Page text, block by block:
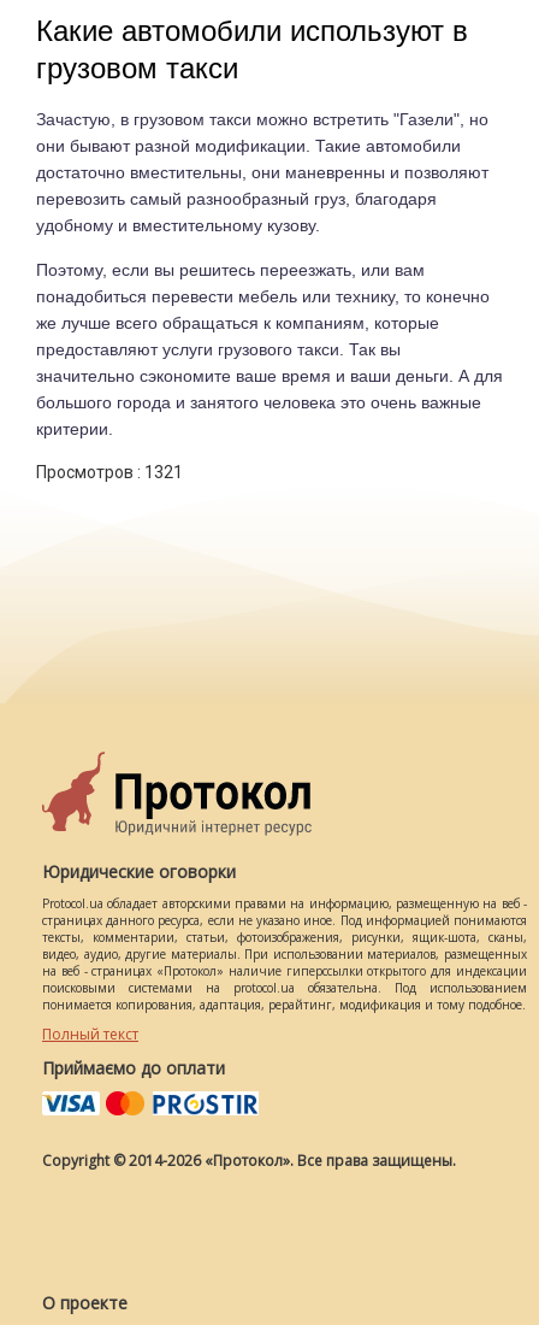
Какие автомобили используют в
грузовом такси
Зачастую, в грузовом такси можно встретить "Газели", но
они бывают разной модификации. Такие автомобили
достаточно вместительны, они маневренны и позволяют
перевозить самый разнообразный груз, благодаря
удобному и вместительному кузову.
Поэтому, если вы решитесь переезжать, или вам
понадобиться перевести мебель или технику, то конечно
же лучше всего обращаться к компаниям, которые
предоставляют услуги грузового такси. Так вы
значительно сэкономите ваше время и ваши деньги. А для
большого города и занятого человека это очень важные
критерии.
Просмотров : 1321
Юридические оговорки
Protocol.ua обладает авторскими правами на информацию, размещенную на веб -
страницах данного ресурса, если не указано иное. Под информацией понимаются
тексты, комментарии, статьи, фотоизображения, рисунки, ящик-шота, сканы,
видео, аудио, другие материалы. При использовании материалов, размещенных
на веб - страницах «Протокол» наличие гиперссылки открытого для индексации
поисковыми системами на protocol.ua обязательна. Под использованием
понимается копирования, адаптация, рерайтинг, модификация и тому подобное.
Полный текст
Приймаємо до оплати
Copyright © 2014-2026 «Протокол». Все права защищены.
О проекте